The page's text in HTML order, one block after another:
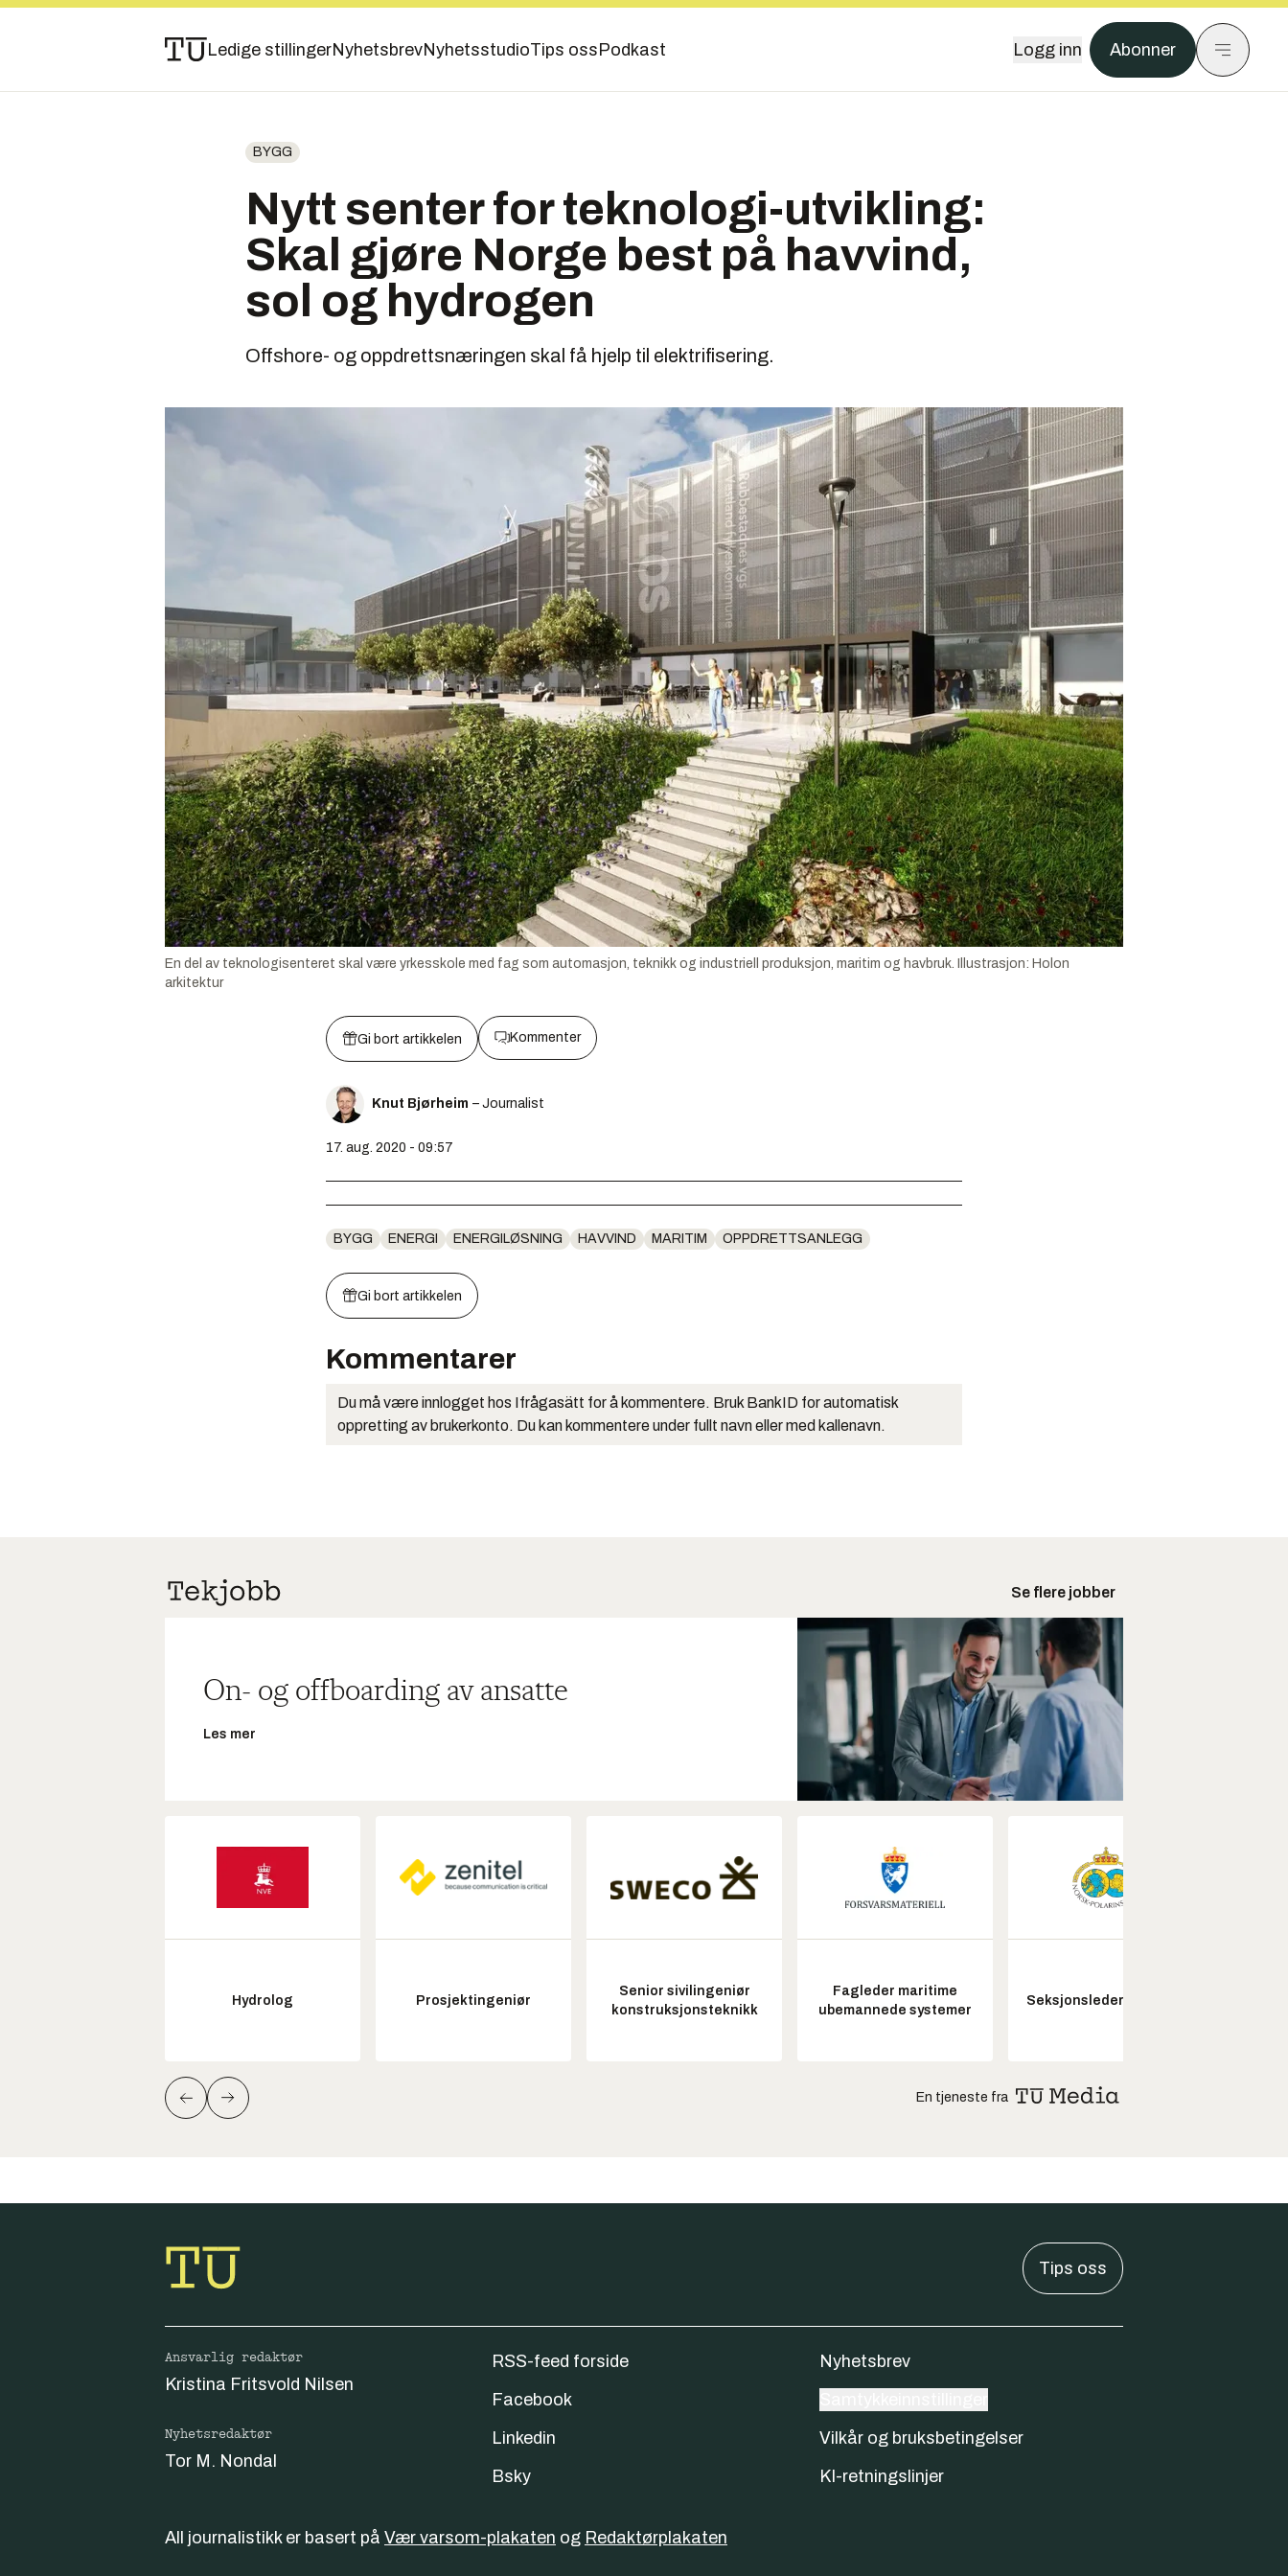
Ledige stillingerNyhetsbrevNyhetsstudioTips oss Podkast Logg inn Abonner
BYGG
Nytt senter for teknologi-utvikling:
Skal gjøre Norge best på havvind,
sol og hydrogen
Offshore- og oppdrettsnæringen skal få hjelp til elektrifisering.
En del av teknologisenteret skal være yrkesskole med fag som automasjon, teknikk og industriell produksjon, maritim og havbruk. Illustrasjon: Holon
arkitektur
Gi bort artikkelen Kommenter
Knut Bjørheim – Journalist
17. aug. 2020 - 09:57
BYGG ENERGI ENERGILØSNING HAVVIND MARITIM OPPDRETTSANLEGG
Gi bort artikkelen
Kommentarer
Du må være innlogget hos Ifrågasätt for å kommentere. Bruk BankID for automatisk
oppretting av brukerkonto. Du kan kommentere under fullt navn eller med kallenavn.
Se flere jobber
On- og offboarding av ansatte
Les mer
Hydrolog Prosjektingeniør
Senior sivilingeniør
konstruksjonsteknikk
Fagleder maritime
ubemannede systemer
Seksjonsleder Nye Troll
En tjeneste fra
Tips oss
Ansvarlig redaktør
Kristina Fritsvold Nilsen
Nyhetsredaktør
Tor M. Nondal
RSS-feed forside
Facebook
Linkedin
Bsky
Nyhetsbrev
Vilkår og bruksbetingelser
KI-retningslinjer
All journalistikk er basert på Vær varsom-plakaten og Redaktørplakaten